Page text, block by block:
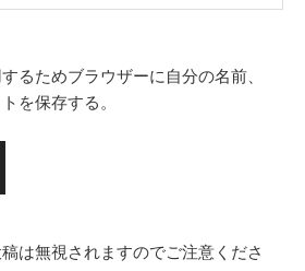
るためブラウザーに自分の名前、
を保存する。
は無視されますのでご注意くださ